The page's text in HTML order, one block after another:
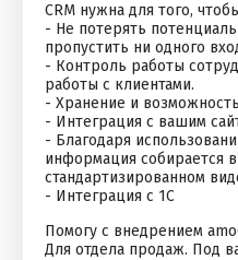
CRM нужна для того,
- Не потерять
пропустить ни одного
- Контроль работы
работы с клиентами.
- Хранение и
- Интеграция с вашим
- Благодаря
информация собирается
стандартизированном
- Интеграция с 1С
Помогу с внедрением
Для отдела продаж. Под